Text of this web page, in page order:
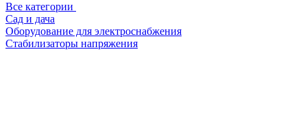
Все категории
Сад и дача
Оборудование для электроснабжения
Стабилизаторы напряжения